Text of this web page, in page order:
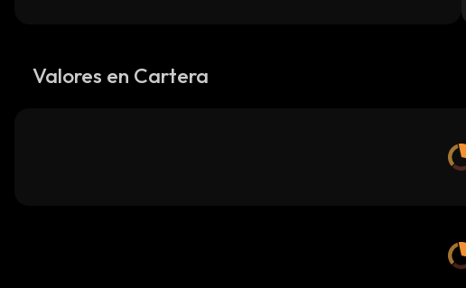
Valores en Cartera